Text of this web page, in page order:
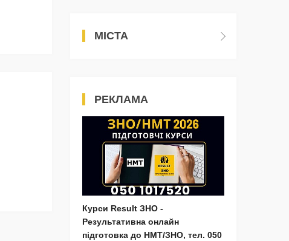
МІСТА
РЕКЛАМА
Курси Result ЗНО -
Результативна онлайн
підготовка до НМТ/ЗНО, тел. 050